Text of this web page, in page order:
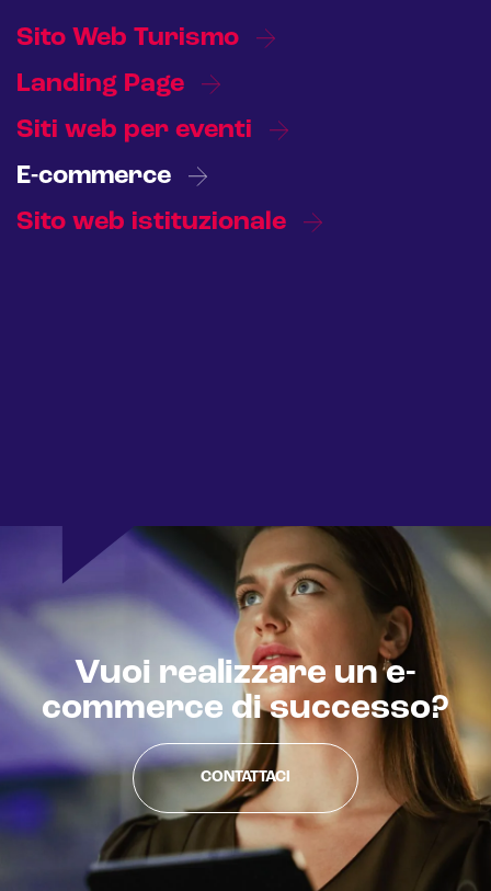
Marketing automation
Lead generation e nurturing
Customer segmentation
Sito Web Turismo
Landing Page
Siti web per eventi
E-commerce
Sito web istituzionale
Vuoi realizzare un e-
commerce di successo?
CONTATTACI